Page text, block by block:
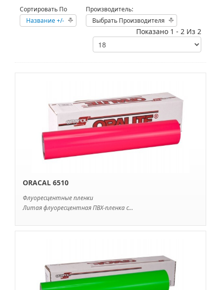
Сортировать По
Название +/-
Производитель:
Выбрать Производителя
Показано 1 - 2 Из 2
ORACAL 6510
Флуоресцентные пленки
Литая флуоресцентная ПВХ-пленка с...